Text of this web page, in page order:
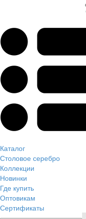
Каталог
Столовое серебро
Коллекции
Новинки
Где купить
Оптовикам
Сертификаты